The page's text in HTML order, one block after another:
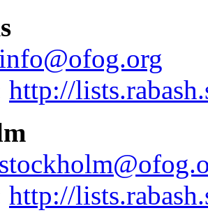
info@ofog.org
http://
http://